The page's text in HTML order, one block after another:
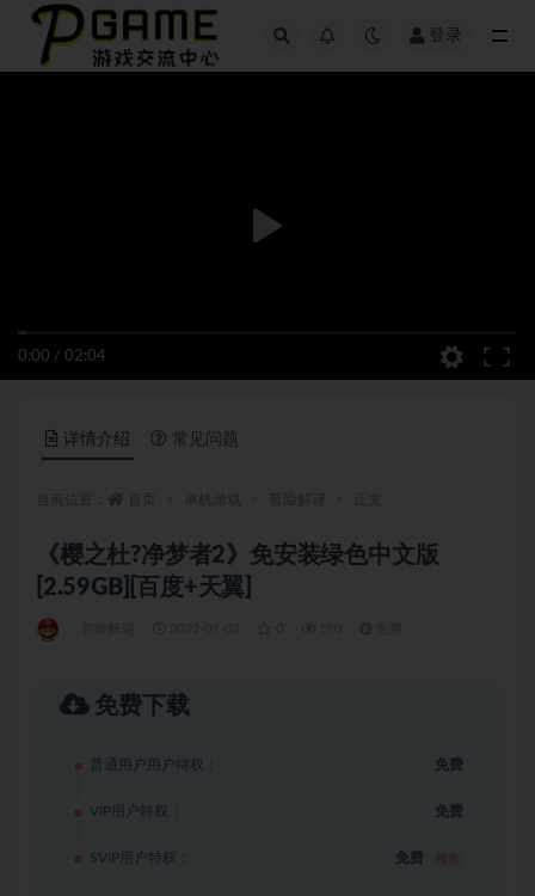
登录
0:00 / 02:04
详情介绍 常见问题
《樱之杜?净梦者2》免安装绿色中文版
[2.59GB][百度+天翼]
免费下载
普通用户用户特权： 免费
VIP用户特权： 免费
SVIP用户特权： 免费
全部